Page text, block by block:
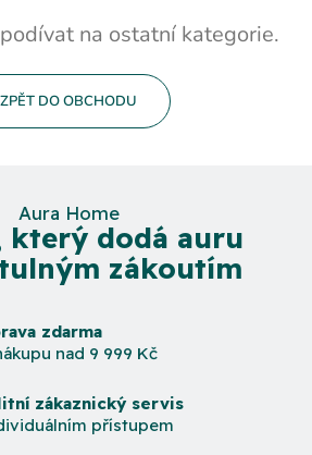
na ostatní kategorie.
ZPĚT DO OBCHODU
Aura Home
který dodá auru
zákoutím
zdarma
nad 9 999 Kč
zákaznický servis
přístupem